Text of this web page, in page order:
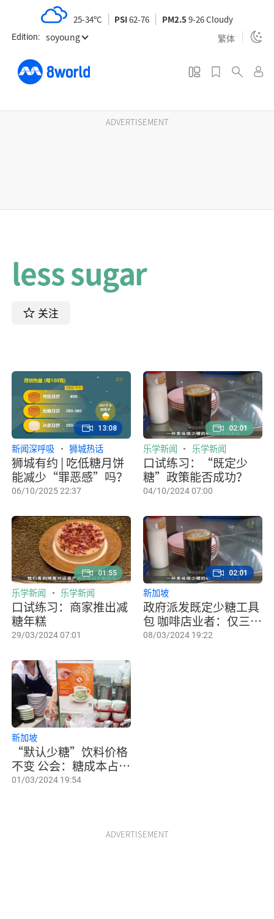
t
Edition: soyoung 繁体
25-34ºC PSI62-76 PM2.5 9-26 Cloudy
ADVERTISEMENT
less sugar
关注
狮城有约 | 吃低糖月饼
能减少“罪恶感”吗？
新闻深呼吸 狮城热话
06/10/2025 22:37
13:08
口试练习：“既定少
糖”政策能否成功？
乐学新闻 乐学新闻
04/10/2024 07:00
02:01
口试练习：商家推出减
糖年糕
乐学新闻 乐学新闻
29/03/2024 07:01
01:55
政府派发既定少糖工具
包 咖啡店业者：仅三成
顾客要求加糖
新加坡
08/03/2024 19:22
02:01
“默认少糖”饮料价格
不变 公会：糖成本占比
低 不降价
新加坡
01/03/2024 19:54
ADVERTISEMENT